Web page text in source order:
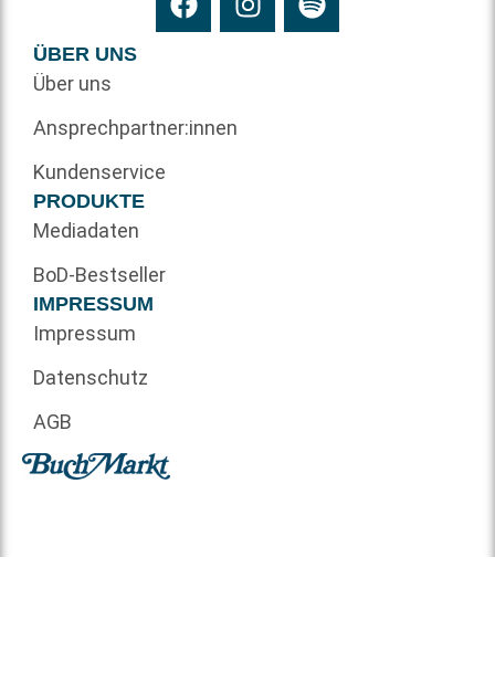
ÜBER UNS
Über uns
Ansprechpartner:innen
Kundenservice
PRODUKTE
Mediadaten
BoD-Bestseller
IMPRESSUM
Impressum
Datenschutz
AGB